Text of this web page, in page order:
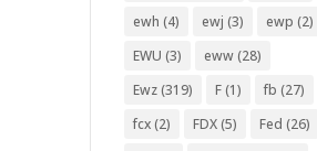
ewh (4) ewj (3) ewp (2)
EWU (3) eww (28)
Ewz (319) F (1) fb (27)
fcx (2) FDX (5) Fed (26)